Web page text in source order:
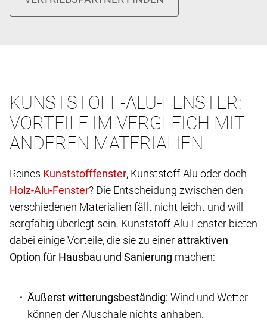
KUNSTSTOFF-ALU-FENSTER:
VORTEILE IM VERGLEICH MIT
ANDEREN MATERIALIEN
Reines
, Kunststoff-Alu oder doch
? Die Entscheidung zwischen den
verschiedenen Materialien fällt nicht leicht und will
sorgfältig überlegt sein. Kunststoff-Alu-Fenster bieten
dabei einige Vorteile, die sie zu einer attraktiven
Option für Hausbau und Sanierung machen:
Äußerst witterungsbeständig: Wind und Wetter
können der Aluschale nichts anhaben.